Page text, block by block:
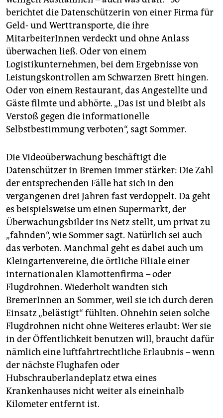
berichtet die Datenschützerin von einer Firma für
Geld- und Werttransporte, die ihre
MitarbeiterInnen verdeckt und ohne Anlass
überwachen ließ. Oder von einem
Logistikunternehmen, bei dem Ergebnisse von
Leistungskontrollen am Schwarzen Brett hingen.
Oder von einem Restaurant, das Angestellte und
Gäste filmte und abhörte. „Das ist und bleibt als
Verstoß gegen die informationelle
Selbstbestimmung verboten“, sagt Sommer.
Die Videoüberwachung beschäftigt die
Datenschützer in Bremen immer stärker: Die Zahl
der entsprechenden Fälle hat sich in den
vergangenen drei Jahren fast verdoppelt. Da geht
es beispielsweise um einen Supermarkt, der
Überwachungsbilder ins Netz stellt, um privat zu
„fahnden“, wie Sommer sagt. Natürlich sei auch
das verboten. Manchmal geht es dabei auch um
Kleingartenvereine, die örtliche Filiale einer
internationalen Klamottenfirma – oder
Flugdrohnen. Wiederholt wandten sich
BremerInnen an Sommer, weil sie ich durch deren
Einsatz „belästigt“ fühlten. Ohnehin seien solche
Flugdrohnen nicht ohne Weiteres erlaubt: Wer sie
in der Öffentlichkeit benutzen will, braucht dafür
nämlich eine luftfahrtrechtliche Erlaubnis – wenn
der nächste Flughafen oder
Hubschrauberlandeplatz etwa eines
Krankenhauses nicht weiter als eineinhalb
Kilometer entfernt ist.